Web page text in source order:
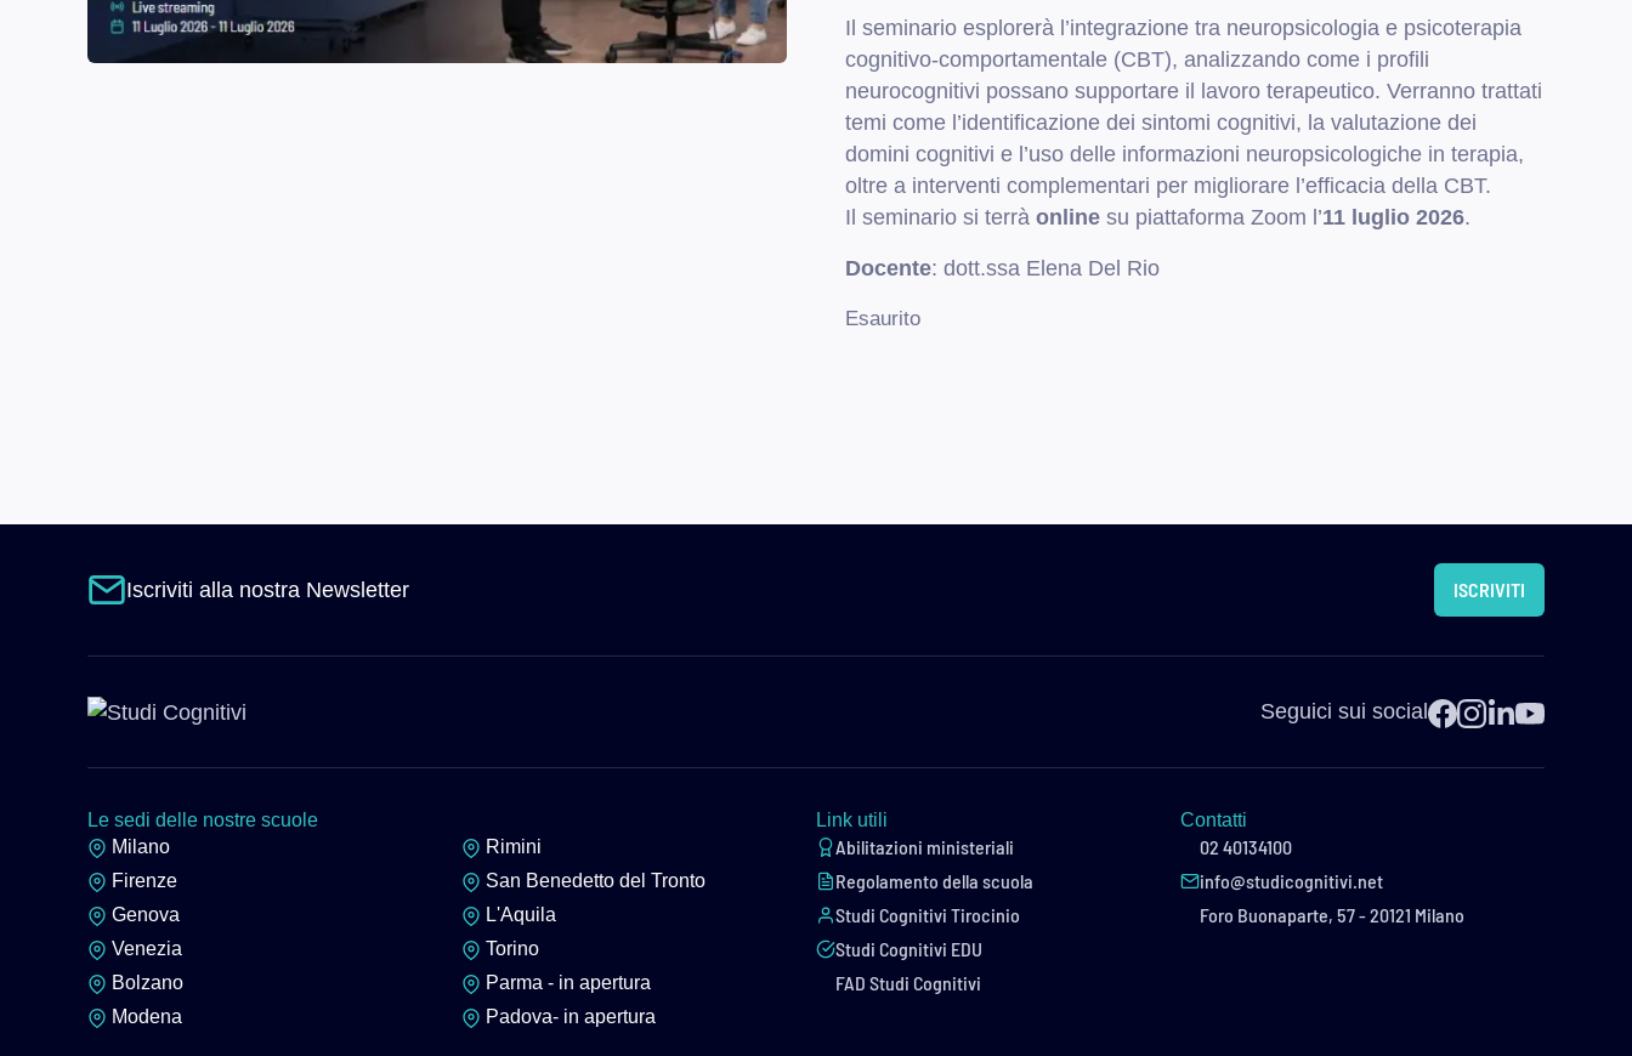
Il seminario esplorerà l’integrazione tra neuropsicologia e psicoterapia
cognitivo-comportamentale (CBT), analizzando come i profili
neurocognitivi possano supportare il lavoro terapeutico. Verranno trattati
temi come l’identificazione dei sintomi cognitivi, la valutazione dei
domini cognitivi e l’uso delle informazioni neuropsicologiche in terapia,
oltre a interventi complementari per migliorare l’efficacia della CBT.
Il seminario si terrà online su piattaforma Zoom l’11 luglio 2026.
Docente: dott.ssa Elena Del Rio
Esaurito
Iscriviti alla nostra Newsletter ISCRIVITI
Seguici sui social
Le sedi delle nostre scuole
Milano
Firenze
Genova
Venezia
Bolzano
Modena
Rimini
San Benedetto del Tronto
L'Aquila
Torino
Parma - in apertura
Padova- in apertura
Link utili
Abilitazioni ministeriali
Regolamento della scuola
Studi Cognitivi Tirocinio
Studi Cognitivi EDU
FAD Studi Cognitivi
Contatti
02 40134100
info@studicognitivi.net
Foro Buonaparte, 57 - 20121 Milano